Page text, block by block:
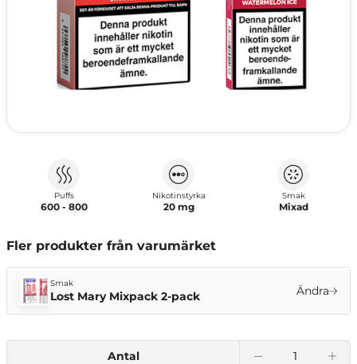
Puffs
600 - 800
Nikotinstyrka
20 mg
Smak
Mixad
Fler produkter från varumärket
Smak
Lost Mary Mixpack 2-pack Ändra
Antal